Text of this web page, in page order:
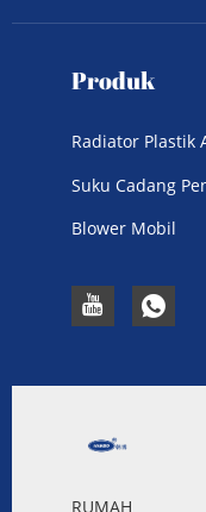
Produk
Radiator
Suku Cadang
Blower Mobil
RUMAH